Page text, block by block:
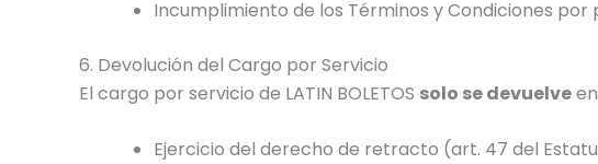
Incumplimiento de los Términos y Condiciones por
6. Devolución del Cargo por Servicio
El cargo por servicio de LATIN BOLETOS solo se devuelve
Ejercicio del derecho de retracto (art. 47 del